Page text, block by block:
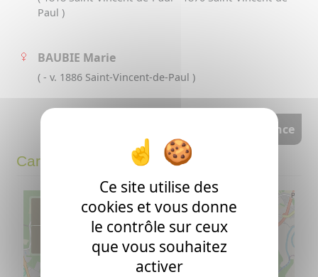
Paul )
BAUBIE Marie
( - v. 1886 Saint-Vincent-de-Paul )
voir l'arbre d'ascendance
Carte
Ce site utilise des
cookies et vous donne
le contrôle sur ceux
que vous souhaitez
activer